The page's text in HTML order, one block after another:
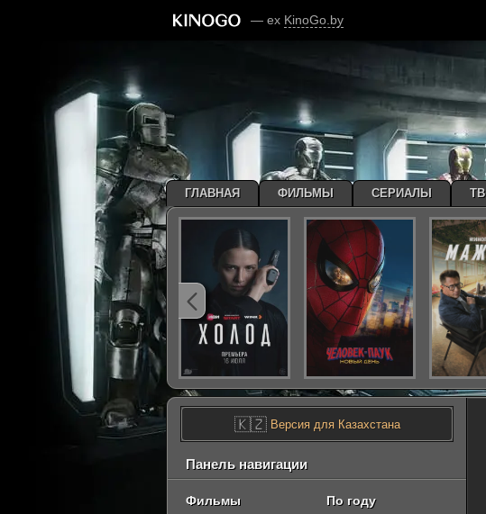
— ex KinoGo.by
🇰🇿Версия для Казахстана
Панель навигации
Фильмы По году
ГЛАВНАЯ ФИЛЬМЫ СЕРИАЛЫ ТВ